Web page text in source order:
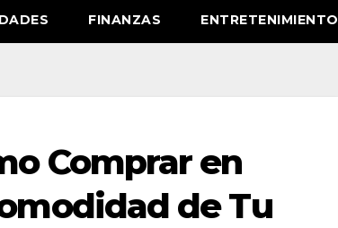
FINANZAS ENTRETENIMIENTO
Comprar en
de Tu